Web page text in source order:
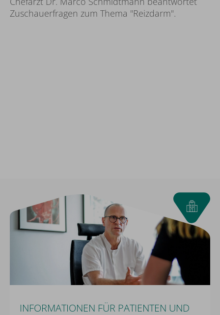
Zuschauerfragen zum Thema "Reizdarm".
um Inhalte einzubinden. Diese können
persönliche Daten über Ihre Aktivitäten
sammeln. Bitte beachten Sie die Details und
geben sie Ihre Einwilligung.
Externe Medien Akzeptieren
INFORMATIONEN FÜR PATIENTEN UND